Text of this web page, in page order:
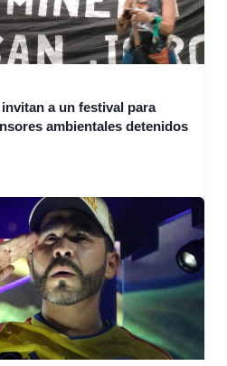
a un festival para
ambientales detenidos